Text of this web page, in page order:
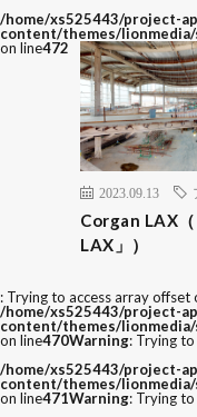
/home/xs525443/project-
content/themes/lionmedia/
on line472
2023.09.13
Corgan LAX
LAX」）
: Trying to access array
/home/xs525443/project-
content/themes/lionmedia/
on line470Warning: Trying
/home/xs525443/project-
content/themes/lionmedia/
on line471Warning: Trying